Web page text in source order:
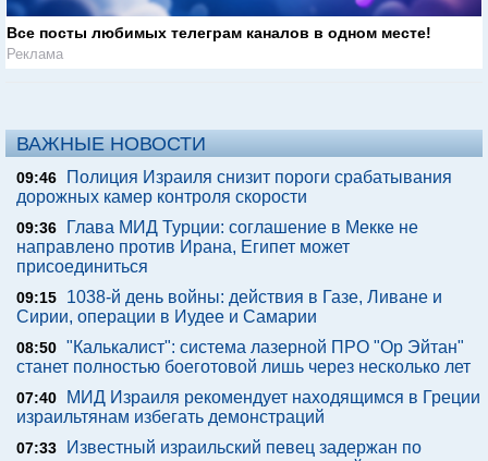
Все посты любимых телеграм каналов в одном месте!
Реклама
ВАЖНЫЕ НОВОСТИ
09:46
Полиция Израиля снизит пороги срабатывания
дорожных камер контроля скорости
09:36
Глава МИД Турции: соглашение в Мекке не
направлено против Ирана, Египет может
присоединиться
09:15
1038-й день войны: действия в Газе, Ливане и
Сирии, операции в Иудее и Самарии
08:50 "Калькалист": система лазерной ПРО "Ор Эйтан"
станет полностью боеготовой лишь через несколько лет
07:40
МИД Израиля рекомендует находящимся в Греции
израильтянам избегать демонстраций
07:33
Известный израильский певец задержан по